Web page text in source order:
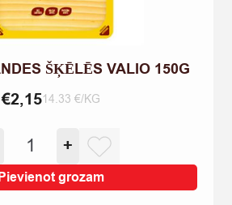
ŠĶĒLĒS VALIO 150G
€2,1514.33 €/KG
SIERS
HOLANDES
ŠĶĒLĒS
VALIO
+
grozam